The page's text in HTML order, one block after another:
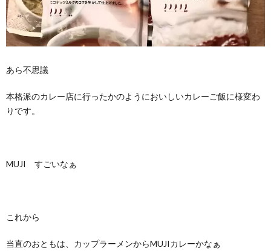
あら不思議
本格派のカレー店に行ったかのようにおいしいカレーご飯に様変わ
りです。
MUJI すごいなぁ
これから
当直のおともは、カップラーメンからMUJIカレーかなぁ